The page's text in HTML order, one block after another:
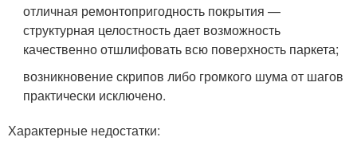
отличная ремонтопригодность покрытия —
структурная целостность дает возможность
качественно отшлифовать всю поверхность паркета;
возникновение скрипов либо громкого шума от шагов
практически исключено.
Характерные недостатки: